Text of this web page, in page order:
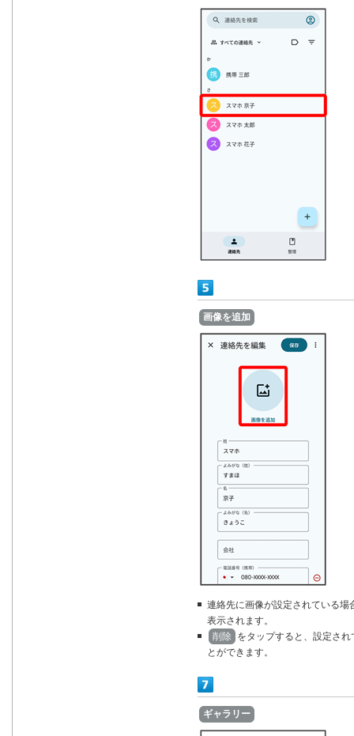
画像を追加
連絡先に画像が設定されている場
表示されます。
削除
をタップすると、設定さ
とができます。
ギャラリー